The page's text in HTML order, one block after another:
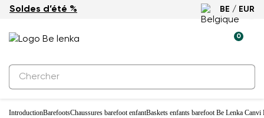
Soldes d’été % BE / EUR
0
IntroductionBarefootsChaussures barefoot enfantBaskets enfants barefoot Be Lenka